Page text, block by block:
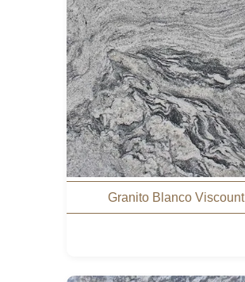
Granito Blanco Viscount